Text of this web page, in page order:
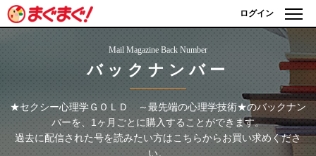
ログイン
Mail Magazine Back Number
バックナンバー
★セクシー心理学ＧＯＬＤ ～最先端の心理学技術★のバックナン
バーを、1ヶ月ごとに購入することができます。
過去に配信された号を読みたい方はこちらからお買い求めくださ
い。